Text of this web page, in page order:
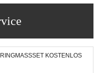
RINGMASSSET KOSTENLOS